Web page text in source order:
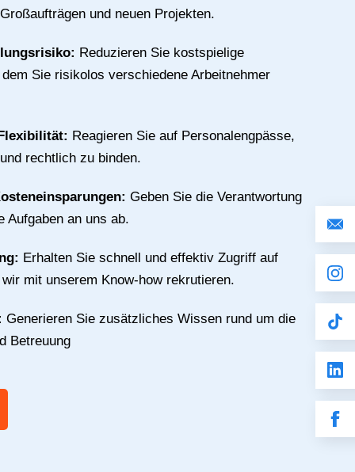
und neuen Projekten.
Reduzieren Sie kostspielige
Sie risikolos verschiedene Arbeitnehmer
Reagieren Sie auf Personalengpässe,
rechtlich zu binden.
Geben Sie die Verantwortung
Aufgaben an uns ab.
Erhalten Sie schnell und effektiv Zugriff auf
mit unserem Know-how rekrutieren.
Generieren Sie zusätzliches Wissen rund um die
Betreuung